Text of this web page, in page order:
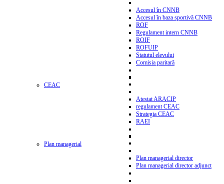
Accesul în CNNB
Accesul în baza sportivă CNNB
ROF
Regulament intern CNNB
ROIF
ROFUIP
Statutul elevului
Comisia paritară
CEAC
Atestat ARACIP
regulament CEAC
Strategia CEAC
RAEI
Plan managerial
Plan managerial director
Plan managerial director adjunct